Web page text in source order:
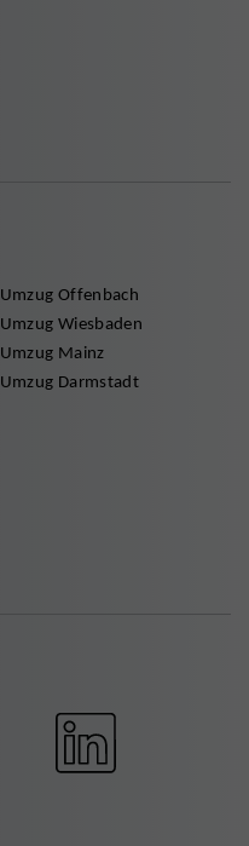
Umzug Offenbach
Umzug Wiesbaden
Umzug Mainz
Umzug Darmstadt